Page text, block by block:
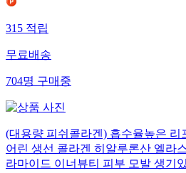
315적립
무료배송
704명구매중
(대용량 피쉬콜라겐) 흡수율높은 리
어린 생선 콜라겐 히알루론산 엘라
라마이드 이너뷰티 피부 모발 생기